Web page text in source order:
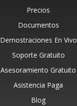
Precios
Documentos
Demostraciones En Vivo
Soporte Gratuito
Asesoramiento Gratuito
Asistencia Paga
Blog